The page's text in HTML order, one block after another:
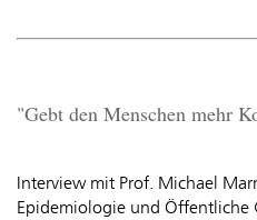
"Gebt den Menschen mehr
Interview mit Prof. Michael
Epidemiologie und Öffentliche